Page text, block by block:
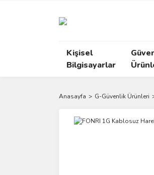
Kişisel
Bilgisayarlar
Anasayfa G-Güvenlik Ürünleri